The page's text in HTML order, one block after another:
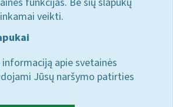
veikti.
apie svetainės
Jūsų naršymo patirties